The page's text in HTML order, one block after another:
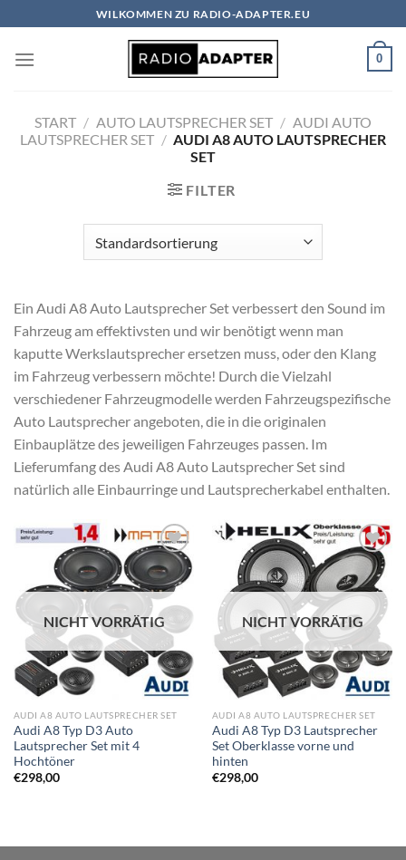
Inhalt
springen
WILKOMMEN ZU RADIO-ADAPTER.EU
0
START / AUTO LAUTSPRECHER SET / AUDI AUTO
LAUTSPRECHER SET / AUDI A8 AUTO LAUTSPRECHER
SET
FILTER
Ein Audi A8 Auto Lautsprecher Set verbessert den Sound im
Fahrzeug am effektivsten und wir benötigt wenn man
kaputte Werkslautsprecher ersetzen muss, oder den Klang
im Fahrzeug verbessern möchte! Durch die Vielzahl
verschiedener Fahrzeugmodelle werden Fahrzeugspezifische
Auto Lautsprecher angeboten, die in die originalen
Einbauplätze des jeweiligen Fahrzeuges passen. Im
Lieferumfang des Audi A8 Auto Lautsprecher Set sind
natürlich alle Einbaurringe und Lautsprecherkabel enthalten.
Zu
Wunschliste
hinzufügen
NICHT VORRÄTIG
AUDI A8 AUTO LAUTSPRECHER SET
Audi A8 Typ D3 Auto
Lautsprecher Set mit 4
Hochtöner
€298,00
Wunschliste
hinzufügen
NICHT VORRÄTIG
AUDI A8 AUTO LAUTSPRECHER SET
Audi A8 Typ D3 Lautsprecher
Set Oberklasse vorne und
hinten
€298,00